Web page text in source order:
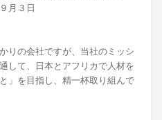
月３日
りの会社ですが、当社のミッシ
して、日本とアフリカで人材を
」を目指し、精一杯取り組んで